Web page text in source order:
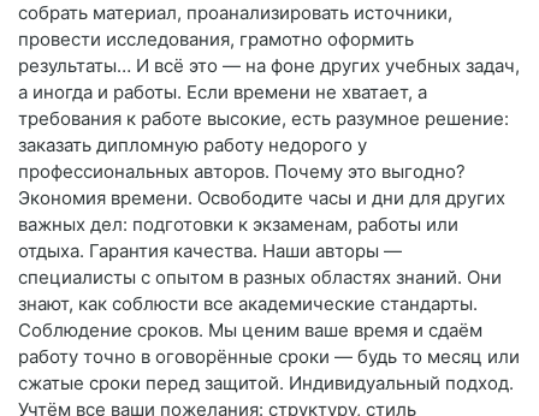
собрать материал, проанализировать источники,
провести исследования, грамотно оформить
результаты… И всё это — на фоне других учебных задач,
а иногда и работы. Если времени не хватает, а
требования к работе высокие, есть разумное решение:
заказать дипломную работу недорого у
профессиональных авторов. Почему это выгодно?
Экономия времени. Освободите часы и дни для других
важных дел: подготовки к экзаменам, работы или
отдыха. Гарантия качества. Наши авторы —
специалисты с опытом в разных областях знаний. Они
знают, как соблюсти все академические стандарты.
Соблюдение сроков. Мы ценим ваше время и сдаём
работу точно в оговорённые сроки — будь то месяц или
сжатые сроки перед защитой. Индивидуальный подход.
Учтём все ваши пожелания: структуру, стиль